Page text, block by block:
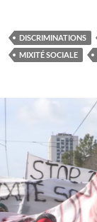
DISCRIMINATIONS
MIXITÉ SOCIALE